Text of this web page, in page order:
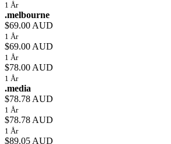
1 År
.melbourne
$69.00 AUD
1 År
$69.00 AUD
1 År
$78.00 AUD
1 År
.media
$78.78 AUD
1 År
$78.78 AUD
1 År
$89.05 AUD